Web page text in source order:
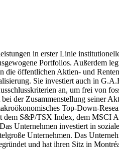
in erster Linie
Portfolios. Außerdem
öffentlichen Aktien- und
Sie investiert auch in
an, um frei von
der Zusammenstellung seiner
Top-Down-
dem S&P/TSX Index, dem
Unternehmen investiert in
Unternehmen. Das
und hat ihren Sitz in